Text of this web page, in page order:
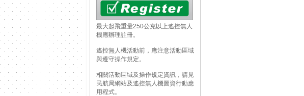
最大起飛重量250公克以上遙控無人
機應辦理註冊。
遙控無人機活動前，應注意活動區域
與遵守操作規定。
相關活動區域及操作規定資訊，請見
民航局網站及遙控無人機圖資行動應
用程式。